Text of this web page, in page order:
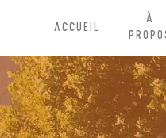
ACCUEIL
À
Panneau de gestion des